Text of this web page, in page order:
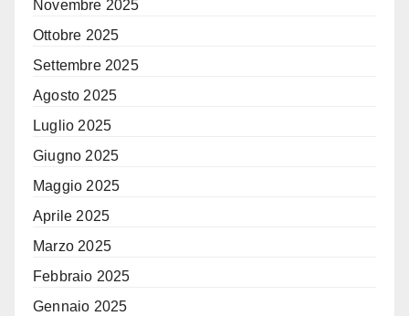
Novembre 2025
Ottobre 2025
Settembre 2025
Agosto 2025
Luglio 2025
Giugno 2025
Maggio 2025
Aprile 2025
Marzo 2025
Febbraio 2025
Gennaio 2025